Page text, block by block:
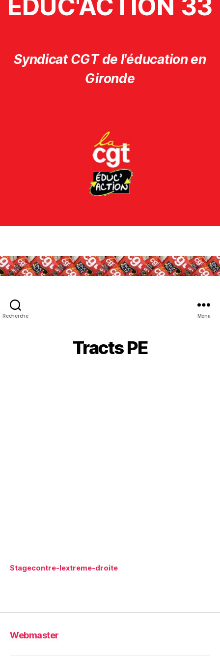
ÉDUC'ACTION 33
Syndicat CGT de l'éducation en
Gironde
Recherche Menu
Tracts PE
Stagecontre-lextreme-droite
Webmaster